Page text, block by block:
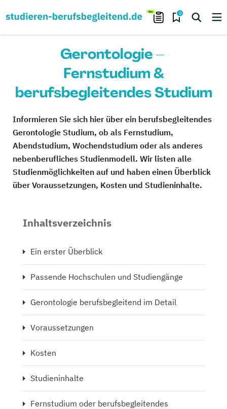
0
Gerontologie –
Fernstudium &
berufsbegleitendes Studium
Informieren Sie sich hier über ein berufsbegleitendes
Gerontologie Studium, ob als Fernstudium,
Abendstudium, Wochendstudium oder als anderes
nebenberufliches Studienmodell. Wir listen alle
Studienmöglichkeiten auf und haben einen Überblick
über Voraussetzungen, Kosten und Studieninhalte.
Inhaltsverzeichnis
Ein erster Überblick
Passende Hochschulen und Studiengänge
Gerontologie berufsbegleitend im Detail
Voraussetzungen
Kosten
Studieninhalte
Fernstudium oder berufsbegleitendes